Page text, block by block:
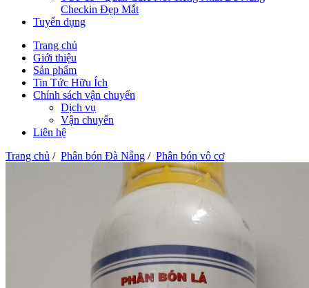
Checkin Đẹp Mắt
Tuyển dụng
Trang chủ
Giới thiệu
Sản phẩm
Tin Tức Hữu Ích
Chính sách vận chuyển
Dịch vụ
Vận chuyển
Liên hệ
Trang chủ / Phân bón Đà Nẵng / Phân bón vô cơ